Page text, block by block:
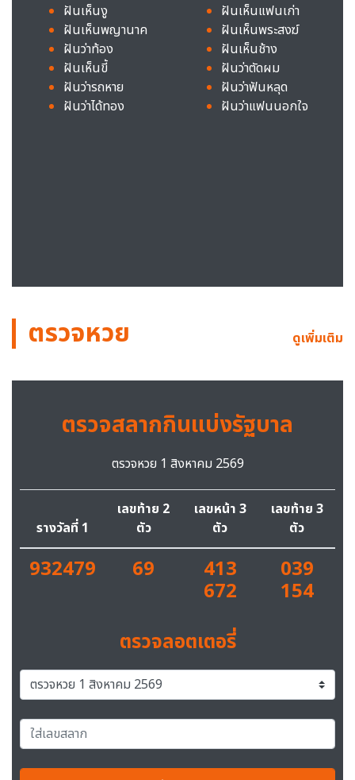
ฝันเห็นงู
ฝันเห็นพญานาค
ฝันว่าท้อง
ฝันเห็นขี้
ฝันว่ารถหาย
ฝันว่าได้ทอง
ฝันเห็นแฟนเก่า
ฝันเห็นพระสงฆ์
ฝันเห็นช้าง
ฝันว่าตัดผม
ฝันว่าฟันหลุด
ฝันว่าแฟนนอกใจ
ตรวจหวย ดูเพิ่มเติม
ตรวจสลากกินแบ่งรัฐบาล
ตรวจหวย 1 สิงหาคม 2569
รางวัลที่ 1
เลขท้าย 2
ตัว
เลขหน้า 3
ตัว
เลขท้าย 3
ตัว
932479 69 413
672
039
154
ตรวจลอตเตอรี่